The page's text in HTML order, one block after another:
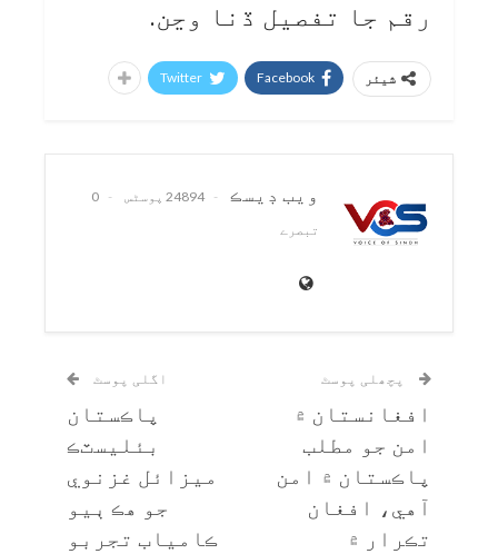
رقم جا تفصيل ڏنا وڃن.
شیئر Facebook
Twitter
ويب ڊيسڪ 24894 پوسٹس
0
تبصرے
پچھلی پوسٹ
افغانستان ۾
امن جو مطلب
پاڪستان ۾ امن
آهي، افغان
تڪرار ۾
اگلی پوسٹ
پاڪستان
بئليسٽڪ
ميزائل غزنوي
جو هڪ ٻيو
ڪامياب تجربو